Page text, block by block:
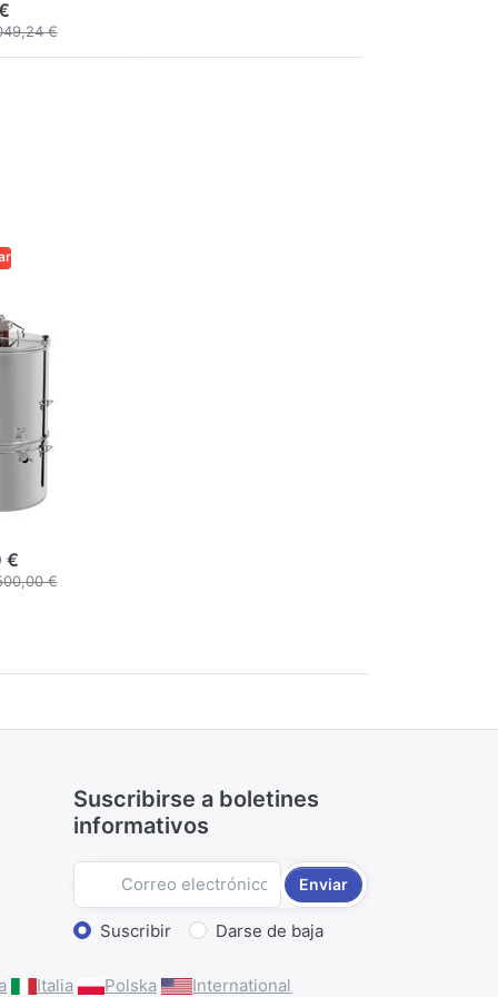
€
de
y
30 x
€
€
Suscribirse a boletines
informativos
Enviar
Seleccionar acción
Suscribir Darse de baja
Italia Polska International